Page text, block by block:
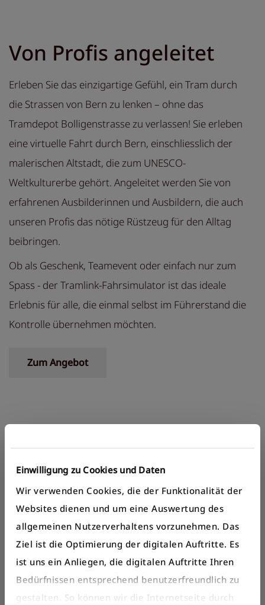
Einwilligung zu Cookies und Daten
Wir verwenden Cookies, die der Funktionalität der
Websites dienen und um eine Auswertung des
allgemeinen Nutzerverhaltens vorzunehmen. Das
Ziel ist die Optimierung der digitalen Auftritte. Es
ist uns ein Anliegen, die digitalen Auftritte Ihren
Bedürfnissen entsprechend benutzerfreundlich zu
gestalten. So können wir die Internetseite durch
Von Profis angeleitet
Erleben Sie das einzigartige Gefühl, ein Tram durch
die Strassen von Bern zu lenken – ohne das
Tramdepot Bolligenstrasse zu verlassen! Sie erleben
eine virtuelle Fahrt durch Bern, einschliesslich der
malerischen Altstadt, die zum UNESCO-
Weltkulturerbe gehört. Angeleitet werden Sie von
erfahrenen Ausbilderinnen und Ausbildern, die auch
unseren Profis das nötige Rüstzeug für den Alltag
beibringen.
Ob als Geschenk, Teamevent oder einfach nur zum
Spass - der Tramlink-Fahrsimulator ist das ideale
Erlebnis für alle, die einmal selbst im Führerstand die
Kontrolle übernehmen möchten.
Zum Angebot
Weiterführende
Informationen
Alles zum Tramsimulator im Überblick
Direktlink zum Buchungsformular